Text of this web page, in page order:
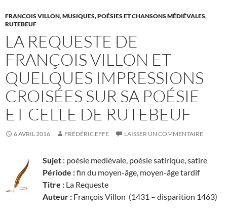
FRANCOIS VILLON,MUSIQUES, POÉSIES ET CHANSONS MÉDIÉVALES,
RUTEBEUF
LA REQUESTE DE
FRANÇOIS VILLON ET
QUELQUES IMPRESSIONS
CROISÉES SUR SA POÉSIE
ET CELLE DE RUTEBEUF
6 AVRIL 2016 FRÉDÉRIC EFFE LAISSER UN COMMENTAIRE
Sujet : poésie mediévale, poésie satirique, satire
Période :fin du moyen-âge, moyen-âge tardif
Titre : La Requeste
Auteur : François Villon (1431 – disparition 1463)